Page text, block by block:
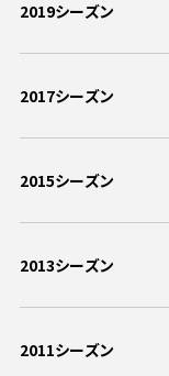
2019シーズン
2017シーズン
2015シーズン
2013シーズン
2011シーズン